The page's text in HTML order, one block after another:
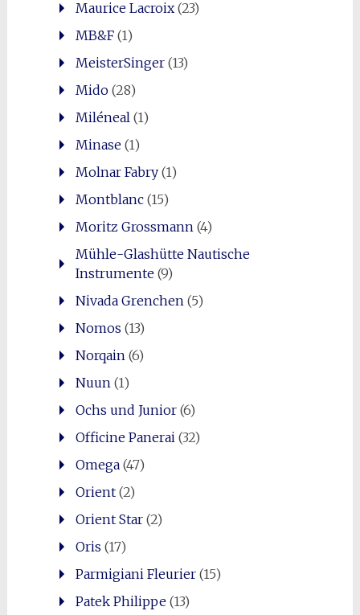
Maurice Lacroix(23)
MB&F(1)
MeisterSinger(13)
Mido(28)
Miléneal (1)
Minase(1)
Molnar Fabry(1)
Montblanc(15)
Moritz Grossmann (4)
Mühle-Glashütte Nautische
Instrumente(9)
Nivada Grenchen (5)
Nomos (13)
Norqain (6)
Nuun (1)
Ochs und Junior(6)
Officine Panerai (32)
Omega(47)
Orient(2)
Orient Star(2)
Oris (17)
Parmigiani Fleurier(15)
Patek Philippe(13)